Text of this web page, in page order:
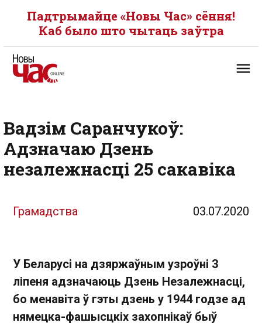
Падтрымайце «Новы Час» сёння!
Каб было што чытаць заўтра
Вадзім Саранчукоў:
Адзначаю Дзень
незалежнасці 25 сакавіка
Грамадства 03.07.2020
У Беларусі на дзяржаўным узроўні 3
ліпеня адзначаюць Дзень Незалежнасці,
бо менавіта ў гэты дзень у 1944 годзе ад
нямецка-фашысцкіх захопнікаў быў